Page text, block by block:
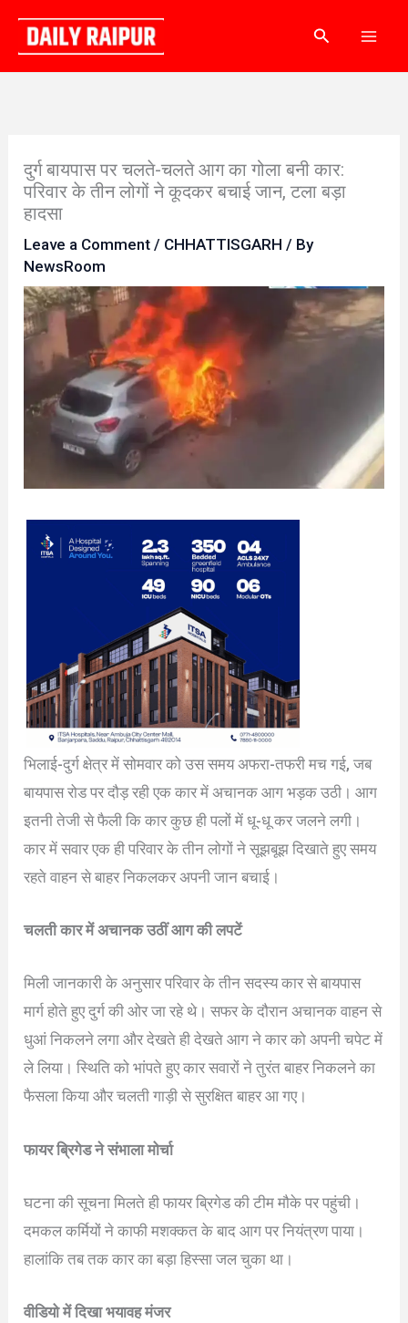
content
Search
दुर्ग बायपास पर चलते-चलते आग का गोला बनी कार:
परिवार के तीन लोगों ने कूदकर बचाई जान, टला बड़ा
हादसा
Leave a Comment / CHHATTISGARH / By
NewsRoom
भिलाई-दुर्ग क्षेत्र में सोमवार को उस समय अफरा-तफरी मच गई, जब
बायपास रोड पर दौड़ रही एक कार में अचानक आग भड़क उठी। आग
इतनी तेजी से फैली कि कार कुछ ही पलों में धू-धू कर जलने लगी।
कार में सवार एक ही परिवार के तीन लोगों ने सूझबूझ दिखाते हुए समय
रहते वाहन से बाहर निकलकर अपनी जान बचाई।
चलती कार में अचानक उठीं आग की लपटें
मिली जानकारी के अनुसार परिवार के तीन सदस्य कार से बायपास
मार्ग होते हुए दुर्ग की ओर जा रहे थे। सफर के दौरान अचानक वाहन से
धुआं निकलने लगा और देखते ही देखते आग ने कार को अपनी चपेट में
ले लिया। स्थिति को भांपते हुए कार सवारों ने तुरंत बाहर निकलने का
फैसला किया और चलती गाड़ी से सुरक्षित बाहर आ गए।
फायर ब्रिगेड ने संभाला मोर्चा
घटना की सूचना मिलते ही फायर ब्रिगेड की टीम मौके पर पहुंची।
दमकल कर्मियों ने काफी मशक्कत के बाद आग पर नियंत्रण पाया।
हालांकि तब तक कार का बड़ा हिस्सा जल चुका था।
वीडियो में दिखा भयावह मंजर